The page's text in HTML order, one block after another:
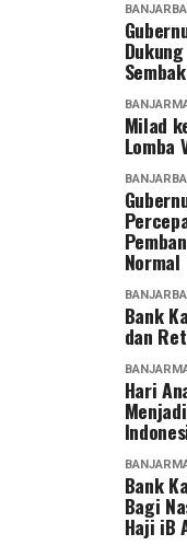
sekitar satu tahun,
mampu menjaring
“Karena kita baru
memiliki dua
Kalimantan
turnamen sepak
muda dari kedua
Pangdam
yang paling
membentuk
disiplin, kerja sama,
Turnamen ini
Kalimantan Selatan
Tengah. Dua tim
akan melaju ke
Bungai Cup 2026
Stadion Sangga
Milad
Lomba
Normal
Bank
dan
Hari
Bank
Bagi
Haji iB